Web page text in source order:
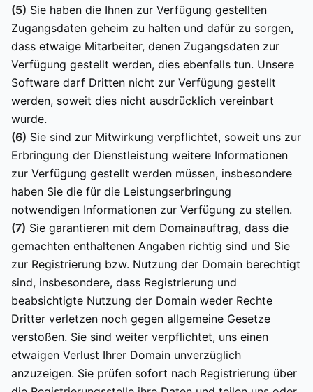
(5) Sie haben die Ihnen zur Verfügung gestellten
Zugangsdaten geheim zu halten und dafür zu sorgen,
dass etwaige Mitarbeiter, denen Zugangsdaten zur
Verfügung gestellt werden, dies ebenfalls tun. Unsere
Software darf Dritten nicht zur Verfügung gestellt
werden, soweit dies nicht ausdrücklich vereinbart
wurde.
(6) Sie sind zur Mitwirkung verpflichtet, soweit uns zur
Erbringung der Dienstleistung weitere Informationen
zur Verfügung gestellt werden müssen, insbesondere
haben Sie die für die Leistungserbringung
notwendigen Informationen zur Verfügung zu stellen.
(7) Sie garantieren mit dem Domainauftrag, dass die
gemachten enthaltenen Angaben richtig sind und Sie
zur Registrierung bzw. Nutzung der Domain berechtigt
sind, insbesondere, dass Registrierung und
beabsichtigte Nutzung der Domain weder Rechte
Dritter verletzen noch gegen allgemeine Gesetze
verstoßen. Sie sind weiter verpflichtet, uns einen
etwaigen Verlust Ihrer Domain unverzüglich
anzuzeigen. Sie prüfen sofort nach Registrierung über